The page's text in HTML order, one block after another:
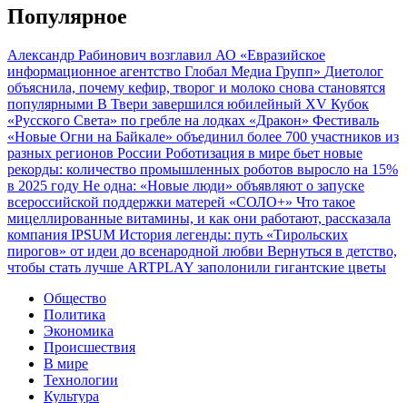
Популярное
Александр Рабинович возглавил АО «Евразийское
информационное агентство Глобал Медиа Групп» Диетолог
объяснила, почему кефир, творог и молоко снова становятся
популярными В Твери завершился юбилейный XV Кубок
«Русского Света» по гребле на лодках «Дракон» Фестиваль
«Новые Огни на Байкале» объединил более 700 участников из
разных регионов России Роботизация в мире бьет новые
рекорды: количество промышленных роботов выросло на 15%
в 2025 году Не одна: «Новые люди» объявляют о запуске
всероссийской поддержки матерей «СОЛО+» Что такое
мицеллированные витамины, и как они работают, рассказала
компания IPSUM История легенды: путь «Тирольских
пирогов» от идеи до всенародной любви Вернуться в детство,
чтобы стать лучше ARTPLAY заполонили гигантские цветы
Общество
Политика
Экономика
Происшествия
В мире
Технологии
Культура